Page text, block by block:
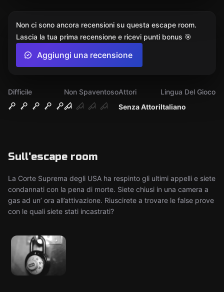
Difficile
Non Spaventoso
Senza Attori
Attori
Italiano
Lingua Del Gioco
Sull'escape room
La Corte Suprema degli USA ha respinto gli ultimi appelli e siete
condannati con la pena di morte. Siete chiusi in una camera a
gas ad un’ ora all’attivazione. Riuscirete a trovare le false prove
con le quali siete stati incastrati?
Non ci sono ancora recensioni su questa escape room.
Lascia la tua prima recensione e ricevi punti bonus 🎯
Aggiungi una recensione